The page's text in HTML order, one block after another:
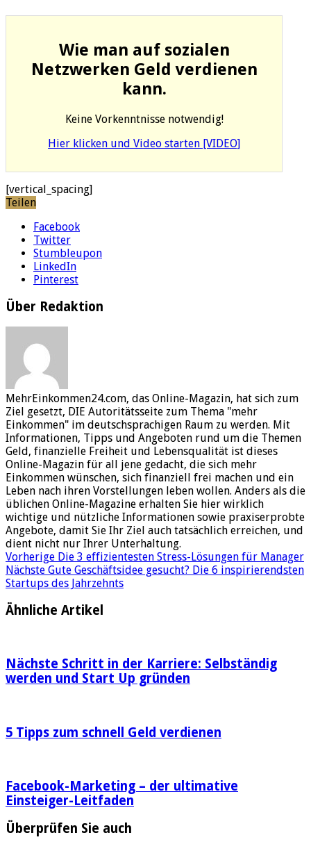
Wie man auf sozialen
Netzwerken Geld verdienen
kann.
Keine Vorkenntnisse notwendig!
Hier klicken und Video starten [VIDEO]
[vertical_spacing]
Teilen
Facebook
Twitter
Stumbleupon
LinkedIn
Pinterest
Über Redaktion
MehrEinkommen24.com, das Online-Magazin, hat sich zum
Ziel gesetzt, DIE Autoritätsseite zum Thema "mehr
Einkommen" im deutschsprachigen Raum zu werden. Mit
Informationen, Tipps und Angeboten rund um die Themen
Geld, finanzielle Freiheit und Lebensqualität ist dieses
Online-Magazin für all jene gedacht, die sich mehr
Einkommen wünschen, sich finanziell frei machen und ein
Leben nach ihren Vorstellungen leben wollen. Anders als die
üblichen Online-Magazine erhalten Sie hier wirklich
wichtige und nützliche Informationen sowie praxiserprobte
Angebote, damit Sie Ihr Ziel auch tatsächlich erreichen, und
dient nicht nur Ihrer Unterhaltung.
Vorherige Die 3 effizientesten Stress-Lösungen für Manager
Nächste Gute Geschäftsidee gesucht? Die 6 inspirierendsten
Startups des Jahrzehnts
Ähnliche Artikel
Nächste Schritt in der Karriere: Selbständig
werden und Start Up gründen
5 Tipps zum schnell Geld verdienen
Facebook-Marketing – der ultimative
Einsteiger-Leitfaden
Überprüfen Sie auch